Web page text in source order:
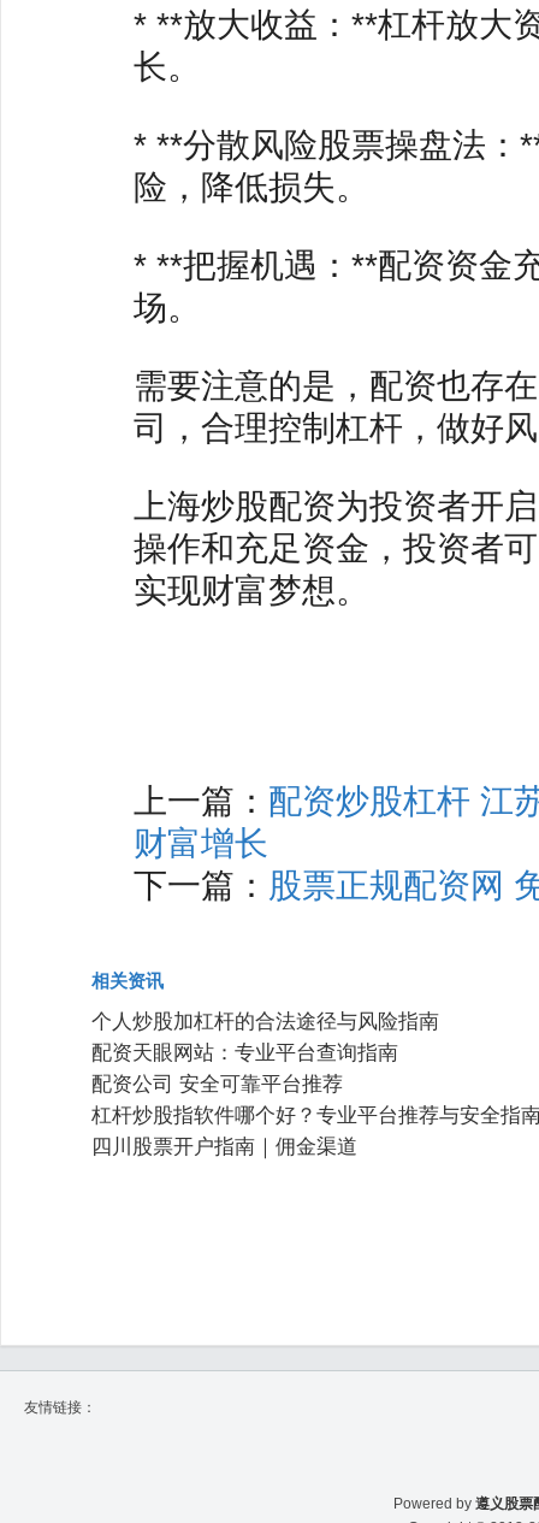
* **放大收益：**杠杆放大
长。
* **分散风险股票操盘法：
险，降低损失。
* **把握机遇：**配资资金
场。
需要注意的是，配资也存
司，合理控制杠杆，做好
上海炒股配资为投资者开
操作和充足资金，投资者
实现财富梦想。
上一篇： 配资炒股杠杆 江
财富增长
下一篇： 股票正规配资网
相关资讯
个人炒股加杠杆的合法途径与风险指南
配资天眼网站：专业平台查询指南
配资公司 安全可靠平台推荐
杠杆炒股指软件哪个好？专业平台推荐与安全指
四川股票开户指南｜佣金渠道
友情链接：
Powered by 遵义股票